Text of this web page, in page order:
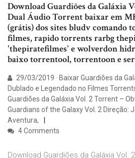
Download Guardiões da Galáxia
Dual Áudio Torrent baixar em
(grátis) dos sites bludv comando
filmes, rapido torrents rarbg
'thepiratefilmes' e wolverdon
baixo torrentool, torrentoon e
29/03/2019 · Baixar Guardiões da
Dublado e Legendado no Filmes
Guardiões da Galáxia Vol. 2 Torrent –
Guardians of the Galaxy Vol. 2 Direção:
Aventura,
4 Comments
Download Guardiões da Galáxia Vol.